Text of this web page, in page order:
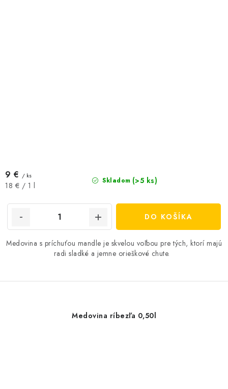
Skladom (>5 ks)
9 € / ks
Jednotková
18 € / 1 l
DO KOŠÍKA
Medovina s príchuťou mandle je skvelou voľbou pre tých, ktorí majú
radi sladké a jemne orieškové chute.
Medovina ríbezľa 0,50l